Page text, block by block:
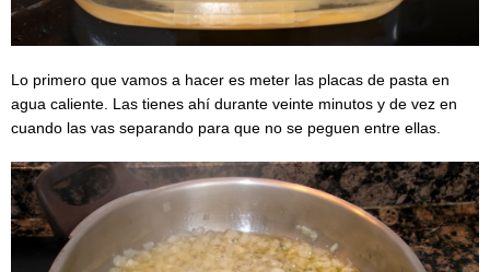
Lo primero que vamos a hacer es meter las placas de pasta en
agua caliente. Las tienes ahí durante veinte minutos y de vez en
cuando las vas separando para que no se peguen entre ellas.